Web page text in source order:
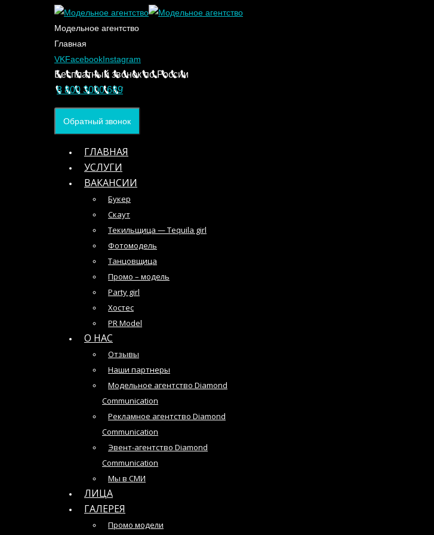
Модельное агентство
Главная
VKFacebookInstagram
Бесплатный звонок по России
8 800 3000 689
Обратный звонок
ГЛАВНАЯ
УСЛУГИ
ВАКАНСИИ
Букер
Скаут
Текильщица — Tequila girl
Фотомодель
Танцовщица
Промо – модель
Party girl
Хостес
PR Model
О НАС
Отзывы
Наши партнеры
Модельное агентство Diamond
Communication
Рекламное агентство Diamond
Communication
Эвент-агентство Diamond
Communication
Мы в СМИ
ЛИЦА
ГАЛЕРЕЯ
Промо модели